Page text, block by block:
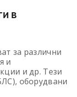
в
за различни
и
и др. Тези
оборудвани